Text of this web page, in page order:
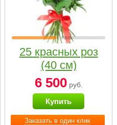
Заказать в один клик
25 красных роз
(40 см)
6 500руб.
Купить